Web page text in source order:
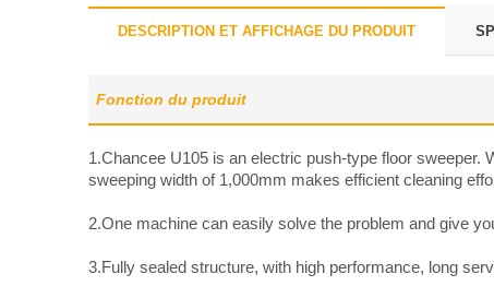
DESCRIPTION ET AFFICHAGE DU PRODUIT
Fonction du produit
1.Chancee U105 is an electric push-type floor sweeper.
sweeping width of 1,000mm makes efficient cleaning
2.One machine can easily solve the problem and give
3.Fully sealed structure, with high performance, long